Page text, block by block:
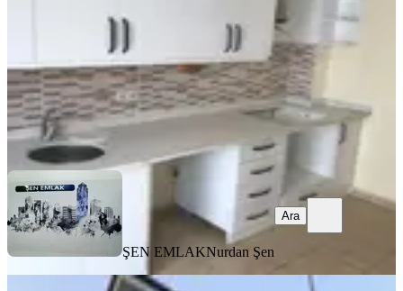
ŞEN EMLAKNurdan Şen
Ara
ŞEN EMLAKNurdan Şen
Ara